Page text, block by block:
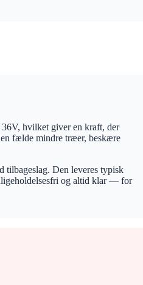
hvilket giver en kraft, der
fælde mindre træer, beskære
Den leveres typisk
og altid klar — for